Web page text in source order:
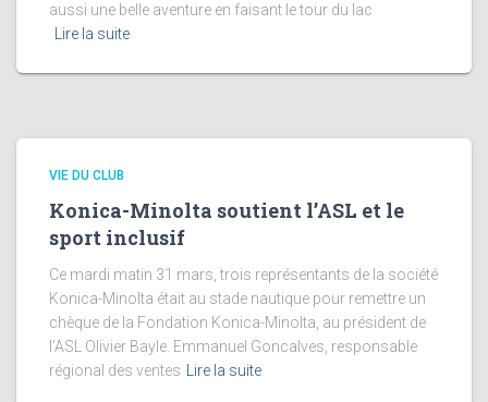
aussi une belle aventure en faisant le tour du lac
Lire la suite
VIE DU CLUB
Konica-Minolta soutient l’ASL et le
sport inclusif
Ce mardi matin 31 mars, trois représentants de la société
Konica-Minolta était au stade nautique pour remettre un
chèque de la Fondation Konica-Minolta, au président de
l’ASL Olivier Bayle. Emmanuel Goncalves, responsable
régional des ventes
Lire la suite